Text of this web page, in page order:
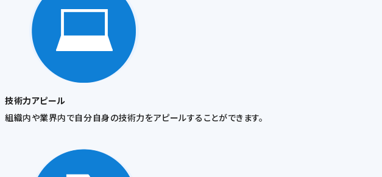
技術力アピール
組織内や業界内で自分自身の技術力をアピールすることができます。